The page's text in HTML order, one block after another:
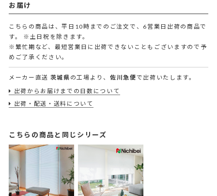
お届け
こちらの商品は、平日10時までのご注文で、6営業日出荷の商品で
す。
※土日祝を除きます。
※繁忙期など、最短営業日に出荷できないこともございますので予
めご了承ください。
メーカー直送 茨城県 の工場より、 佐川急便で出荷いたします。
出荷からお届けまでの日数について
出荷・配送・送料について
こちらの商品と同じシリーズ